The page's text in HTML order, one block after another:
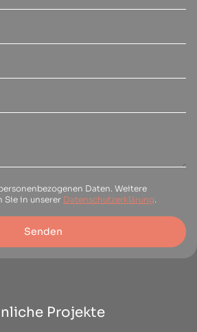
Daten. Weitere
in unserer Datenschutzerklärung
Senden
Projekte